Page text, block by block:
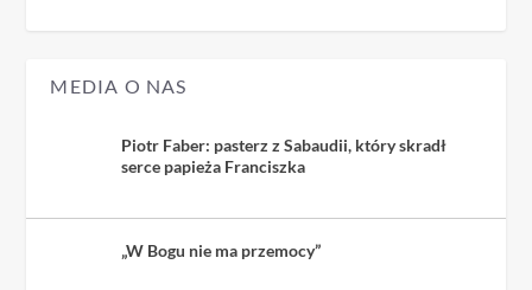
MEDIA O NAS
Piotr Faber: pasterz z Sabaudii, który skradł
serce papieża Franciszka
„W Bogu nie ma przemocy”